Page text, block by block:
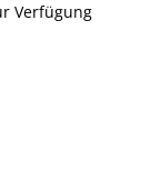
Verfügung